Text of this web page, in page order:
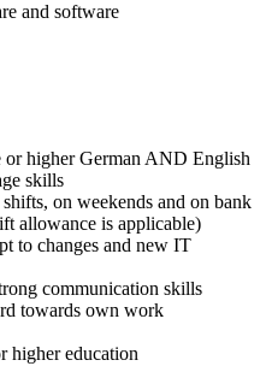
and software
or higher German AND English
skills
on weekends and on bank
allowance is applicable)
to changes and new IT
communication skills
towards own work
higher education